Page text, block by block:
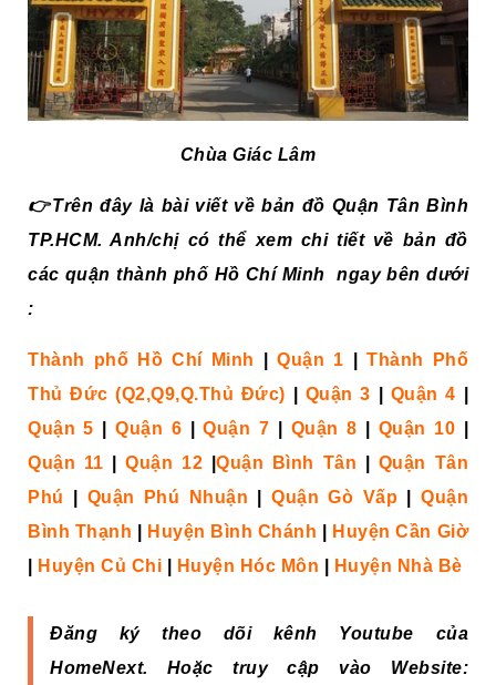
Chùa Giác Lâm
👉Trên đây là bài viết về bản đồ Quận Tân Bình
TP.HCM. Anh/chị có thể xem chi tiết về bản đồ
các quận thành phố Hồ Chí Minh ngay bên dưới
:
Thành phố Hồ Chí Minh Quận 1
Thành Phố
Thủ Đức (Q2,Q9,Q.Thủ Đức)
Quận 3 Quận 4
Quận 5
|Quận 6 |Quận 7 Quận 8 Quận 10
Quận 11 |Quận 12 |Quận Bình Tân
Quận Tân
Phú
Quận Phú Nhuận Quận Gò Vấp
Quận
Bình Thạnh
Huyện Bình Chánh
Huyện Cần Giờ
Huyện Củ Chi Huyện Hóc Môn Huyện Nhà Bè
Đăng ký theo dõi kênh Youtube của
HomeNext. Hoặc truy cập vào Website: